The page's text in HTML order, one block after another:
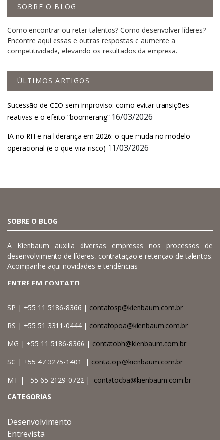
SOBRE O BLOG
Como encontrar ou reter talentos? Como desenvolver líderes?
Encontre aqui essas e outras respostas e aumente a
competitividade, elevando os resultados da empresa.
ÚLTIMOS ARTIGOS
Sucessão de CEO sem improviso: como evitar transições
reativas e o efeito “boomerang” 16/03/2026
IA no RH e na liderança em 2026: o que muda no modelo
operacional (e o que vira risco) 11/03/2026
SOBRE O BLOG
A Kienbaum auxilia diversas empresas nos processos de
desenvolvimento de líderes, contratação e retenção de talentos.
Acompanhe aqui novidades e tendências.
ENTRE EM CONTATO
SP | +55 11 5186-8366 | contatosp@kienbaum.com.br
RS | +55 51 3311-0444 | contatopoa@kienbaum.com.br
MG | +55 11 5186-8366 | contatobh@kienbaum.com.br
SC | +55 47 3275-1401 | contatojs@kienbaum.com.br
MT | +55 65 2129-0722 | contatocba@kienbaum.com.br
CATEGORIAS
Desenvolvimento
Entrevista